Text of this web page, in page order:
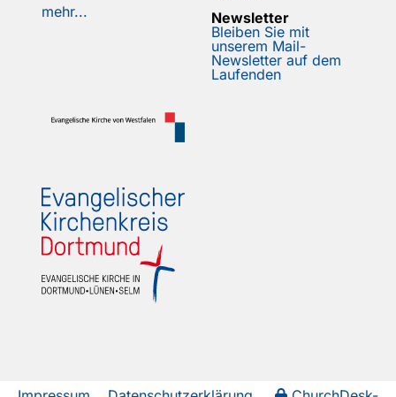
mehr...
Newsletter
Bleiben Sie mit
unserem Mail-
Newsletter auf dem
Laufenden